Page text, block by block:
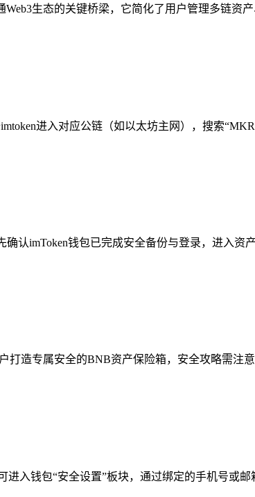
生态的关键桥梁，它简化了用户管理多链资产
进入对应公链（如以太坊主网），搜索
认imToken钱包已完成安全备份与登录，进入资
打造专属安全的BNB资产保险箱，安全攻略需注
入钱包“安全设置”板块，通过绑定的手机号或邮